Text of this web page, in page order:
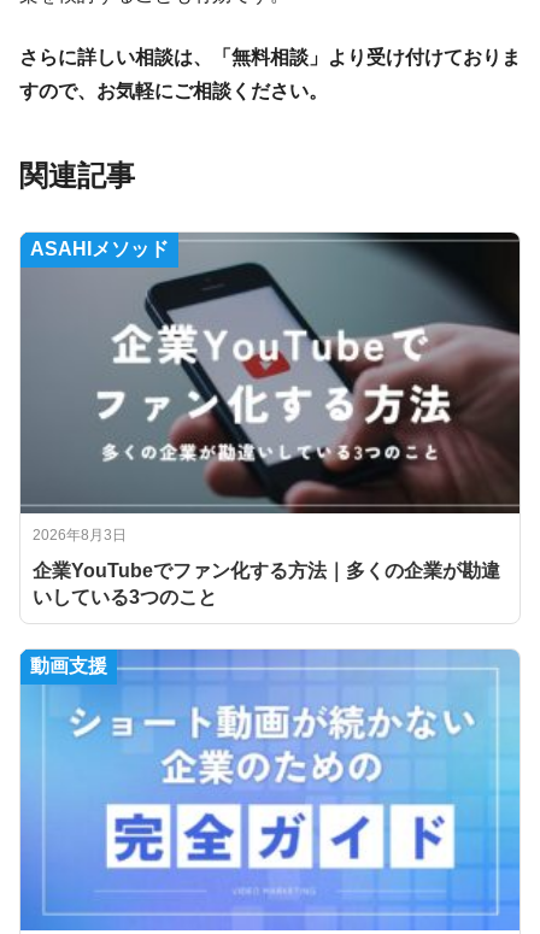
さらに詳しい相談は、「無料相談」より受け付けておりま
すので、お気軽にご相談ください。
関連記事
ASAHIメソッド
2026年8月3日
企業YouTubeでファン化する方法｜多くの企業が勘違
いしている3つのこと
動画支援